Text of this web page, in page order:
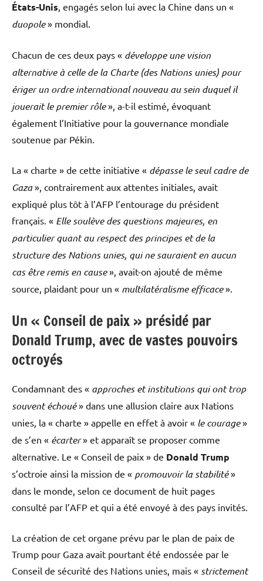
États-Unis, engagés selon lui avec la Chine dans un «
duopole» mondial.
Chacun de ces deux pays « développe une vision
alternative à celle de la Charte (des Nations unies) pour
ériger un ordre international nouveau au sein duquel il
jouerait le premier rôle», a-t-il estimé, évoquant
également l’Initiative pour la gouvernance mondiale
soutenue par Pékin.
La « charte » de cette initiative « dépasse le seul cadre de
Gaza», contrairement aux attentes initiales, avait
expliqué plus tôt à l’AFP l’entourage du président
français. « Elle soulève des questions majeures, en
particulier quant au respect des principes et de la
structure des Nations unies, qui ne sauraient en aucun
cas être remis en cause», avait-on ajouté de même
source, plaidant pour un « multilatéralisme efficace».
Un « Conseil de paix » présidé par
Donald Trump, avec de vastes pouvoirs
octroyés
Condamnant des « approches et institutions qui ont trop
souvent échoué» dans une allusion claire aux Nations
unies, la « charte » appelle en effet à avoir « le courage»
de s’en « écarter» et apparaît se proposer comme
alternative. Le « Conseil de paix » de Donald Trump
s’octroie ainsi la mission de « promouvoir la stabilité»
dans le monde, selon ce document de huit pages
consulté par l’AFP et qui a été envoyé à des pays invités.
La création de cet organe prévu par le plan de paix de
Trump pour Gaza avait pourtant été endossée par le
Conseil de sécurité des Nations unies, mais « strictement